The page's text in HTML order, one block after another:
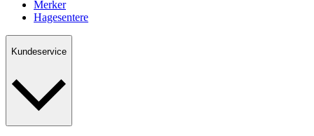
Merker
Hagesentere
Kundeservice